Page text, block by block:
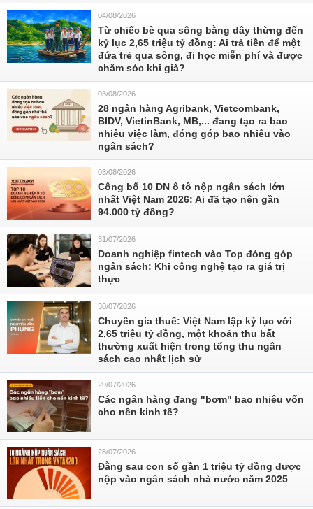
04/08/2026
Từ chiếc bè qua sông bằng dây thừng đến
kỷ lục 2,65 triệu tỷ đồng: Ai trả tiền để một
đứa trẻ qua sông, đi học miễn phí và được
chăm sóc khi già?
03/08/2026
28 ngân hàng Agribank, Vietcombank,
BIDV, VietinBank, MB,... đang tạo ra bao
nhiêu việc làm, đóng góp bao nhiêu vào
ngân sách?
03/08/2026
Công bố 10 DN ô tô nộp ngân sách lớn
nhất Việt Nam 2026: Ai đã tạo nên gần
94.000 tỷ đồng?
31/07/2026
Doanh nghiệp fintech vào Top đóng góp
ngân sách: Khi công nghệ tạo ra giá trị
thực
30/07/2026
Chuyên gia thuế: Việt Nam lập kỷ lục với
2,65 triệu tỷ đồng, một khoản thu bất
thường xuất hiện trong tổng thu ngân
sách cao nhất lịch sử
29/07/2026
Các ngân hàng đang "bơm" bao nhiêu vốn
cho nền kinh tế?
28/07/2026
Đằng sau con số gần 1 triệu tỷ đồng được
nộp vào ngân sách nhà nước năm 2025